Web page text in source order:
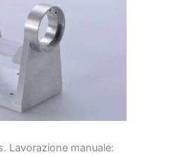
Lavorazione manuale: